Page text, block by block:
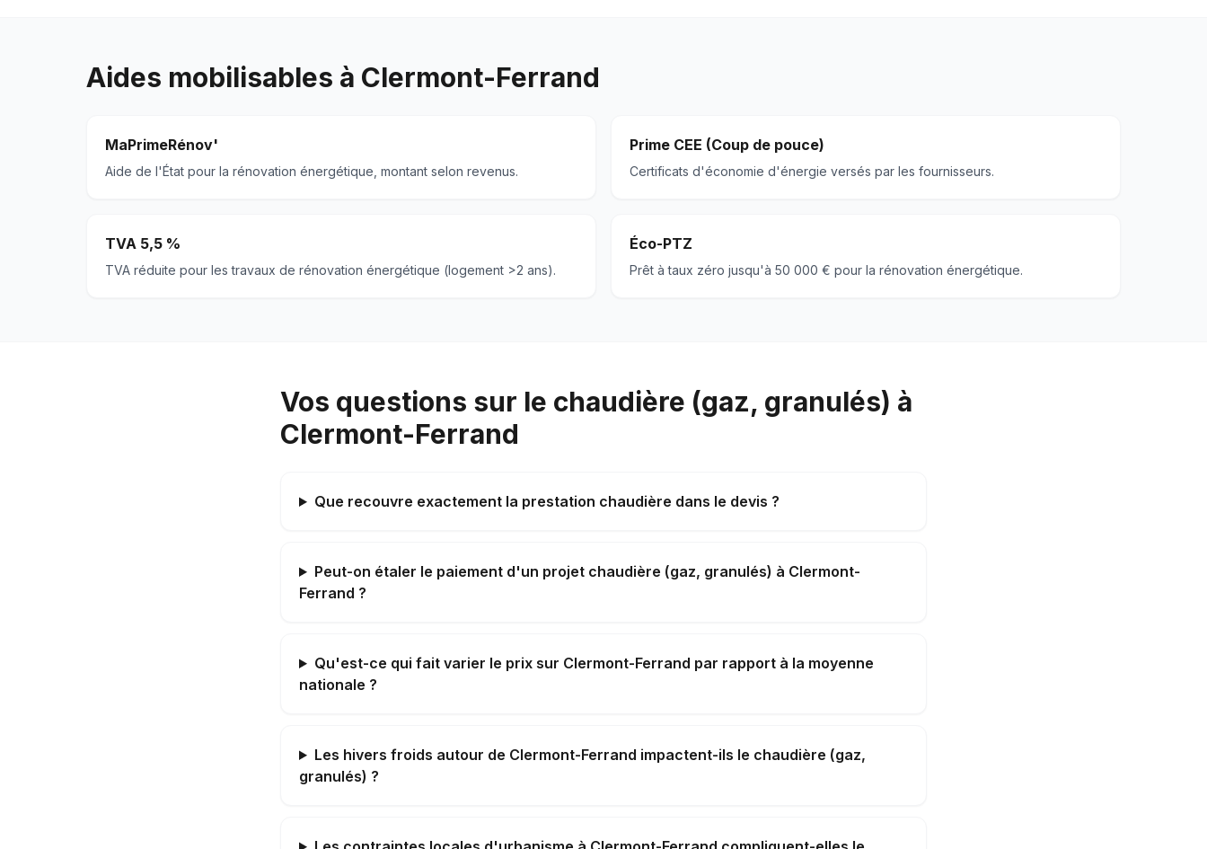
Aides mobilisables à Clermont-Ferrand
MaPrimeRénov'
Aide de l'État pour la rénovation énergétique, montant selon revenus.
Prime CEE (Coup de pouce)
Certificats d'économie d'énergie versés par les fournisseurs.
TVA 5,5 %
TVA réduite pour les travaux de rénovation énergétique (logement >2 ans).
Éco-PTZ
Prêt à taux zéro jusqu'à 50 000 € pour la rénovation énergétique.
Vos questions sur le chaudière (gaz, granulés) à
Clermont-Ferrand
Que recouvre exactement la prestation chaudière dans le devis ?
Peut-on étaler le paiement d'un projet chaudière (gaz, granulés) à Clermont-
Ferrand ?
Qu'est-ce qui fait varier le prix sur Clermont-Ferrand par rapport à la moyenne
nationale ?
Les hivers froids autour de Clermont-Ferrand impactent-ils le chaudière (gaz,
granulés) ?